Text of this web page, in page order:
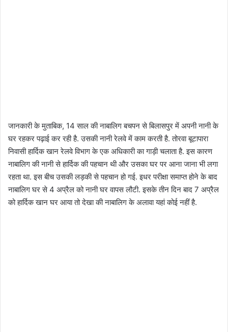
जानकारी के मुताबिक, 14 साल की नाबालिग बचपन से बिलासपुर में अपनी नानी के
घर रहकर पढ़ाई कर रही है. उसकी नानी रेलवे में काम करती है. तोरवा बूटापारा
निवासी हार्दिक खान रेलवे विभाग के एक अधिकारी का गाड़ी चलाता है. इस कारण
नाबालिग की नानी से हार्दिक की पहचान थी और उसका घर पर आना जाना भी लगा
रहता था. इस बीच उसकी लड़की से पहचान हो गई. इधर परीक्षा समाप्त होने के बाद
नाबालिग घर से 4 अप्रैल को नानी घर वापस लौटी. इसके तीन दिन बाद 7 अप्रैल
को हार्दिक खान घर आया तो देखा की नाबालिग के अलावा यहां कोई नहीं है.